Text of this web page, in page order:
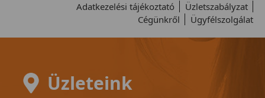
Adatkezelési tájékoztató
Üzletszabályzat
Cégünkről
Ügyfélszolgálat
Üzleteink